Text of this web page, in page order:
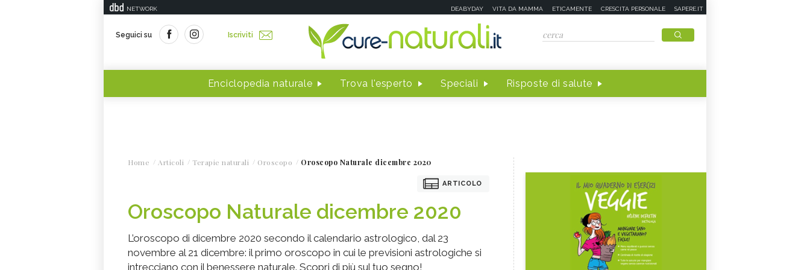
NETWORK DEABYDAY VITA DA MAMMA ETICAMENTE CRESCITA PERSONALE SAPERE.IT
Seguici su Iscriviti
Enciclopedia naturale Trova l'esperto Speciali Risposte di salute
Home Articoli Terapie naturali Oroscopo Oroscopo Naturale dicembre 2020
ARTICOLO
Oroscopo Naturale dicembre 2020
L’oroscopo di dicembre 2020 secondo il calendario astrologico, dal 23
novembre al 21 dicembre: il primo oroscopo in cui le previsioni astrologiche si
intrecciano con il benessere naturale. Scopri di più sul tuo segno!